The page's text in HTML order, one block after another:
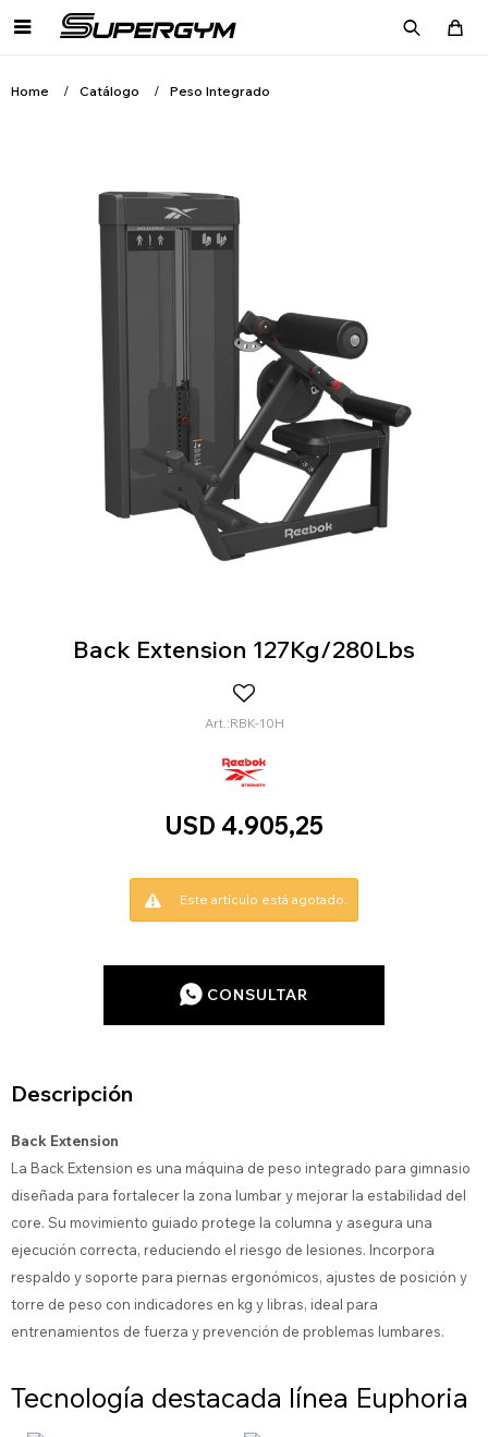

Home Catálogo Peso Integrado
Back Extension 127Kg/280Lbs
RBK-10H
USD 4.905,25
Este artículo está agotado.
CONSULTAR
Descripción
Back Extension
La Back Extension es una máquina de peso integrado para gimnasio
diseñada para fortalecer la zona lumbar y mejorar la estabilidad del
core. Su movimiento guiado protege la columna y asegura una
ejecución correcta, reduciendo el riesgo de lesiones. Incorpora
respaldo y soporte para piernas ergonómicos, ajustes de posición y
torre de peso con indicadores en kg y libras, ideal para
entrenamientos de fuerza y prevención de problemas lumbares.
Tecnología destacada línea Euphoria